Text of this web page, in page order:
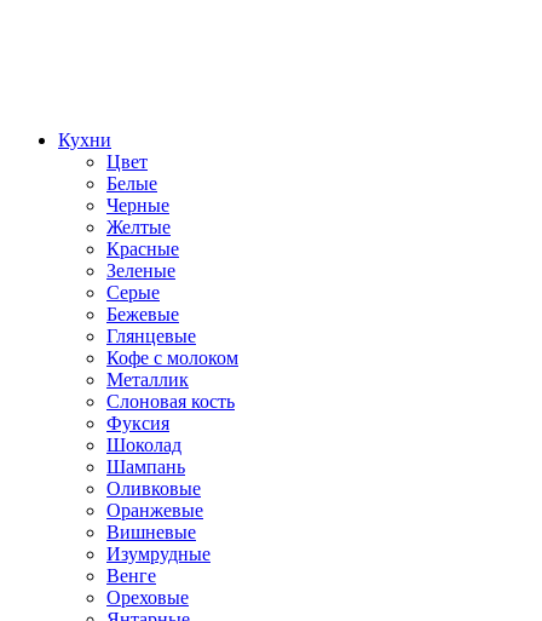
Кухни
Цвет
Белые
Черные
Желтые
Красные
Зеленые
Серые
Бежевые
Глянцевые
Кофе с молоком
Металлик
Слоновая кость
Фуксия
Шоколад
Шампань
Оливковые
Оранжевые
Вишневые
Изумрудные
Венге
Ореховые